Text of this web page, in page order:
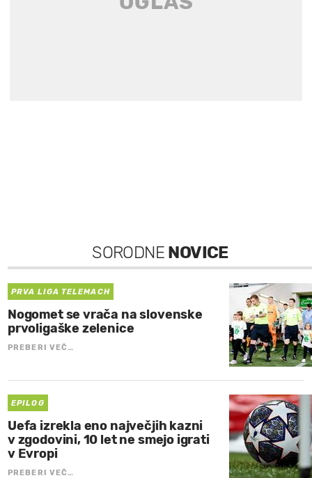
SORODNE NOVICE
PRVA LIGA TELEMACH
Nogomet se vrača na slovenske
prvoligaške zelenice
PREBERI VEČ…
EPILOG
Uefa izrekla eno največjih kazni
v zgodovini, 10 let ne smejo igrati
v Evropi
PREBERI VEČ…